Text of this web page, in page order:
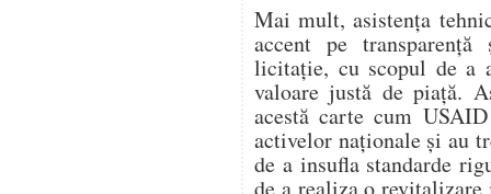
Mai mult, asistența
accent pe
licitație, cu scopul de a
valoare justă de piață.
acestă carte cum
activelor naționale și au
de a insufla standarde
de a realiza o